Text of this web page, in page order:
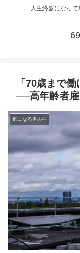
人生終盤になって
「70歳まで
──高年齢者雇
気になる世の中